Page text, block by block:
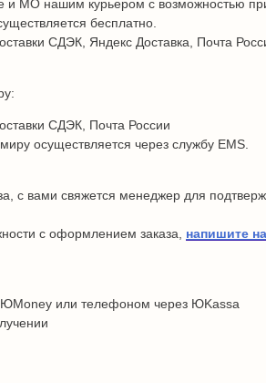
и МО нашим курьером с возможностью
бесплатно.
СДЭК, Яндекс Доставка, Почта
СДЭК, Почта России
осуществляется через службу EMS.
с вами свяжется менеджер для
с оформлением заказа, напишите
ЮMoney или телефоном через ЮKassa